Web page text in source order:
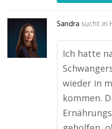
Sandra sucht in
Ich hatte
wieder in
kommen.